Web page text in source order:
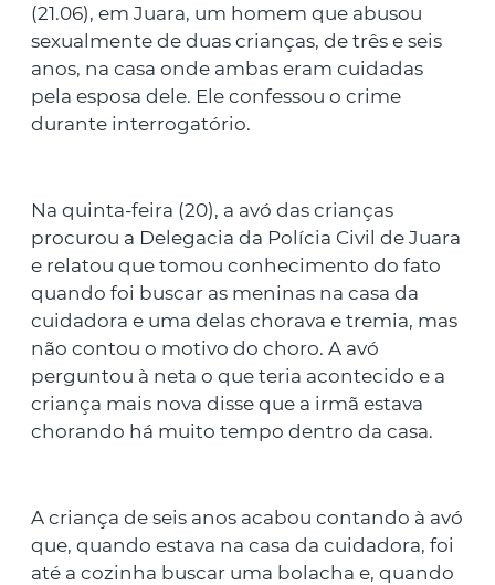
(21.06), em Juara, um homem que abusou
sexualmente de duas crianças, de três e seis
anos, na casa onde ambas eram cuidadas
pela esposa dele. Ele confessou o crime
durante interrogatório.
Na quinta-feira (20), a avó das crianças
procurou a Delegacia da Polícia Civil de Juara
e relatou que tomou conhecimento do fato
quando foi buscar as meninas na casa da
cuidadora e uma delas chorava e tremia, mas
não contou o motivo do choro. A avó
perguntou à neta o que teria acontecido e a
criança mais nova disse que a irmã estava
chorando há muito tempo dentro da casa.
A criança de seis anos acabou contando à avó
que, quando estava na casa da cuidadora, foi
até a cozinha buscar uma bolacha e, quando